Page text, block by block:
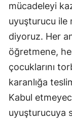
mücadeleyi
uyuşturucu ile
diyoruz. Her
öğretmene,
çocuklarını
karanlığa
Kabul
uyuşturucuya